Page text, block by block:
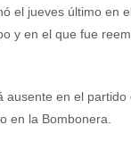
el jueves último en
y en el que fue
en el
en la Bombonera.